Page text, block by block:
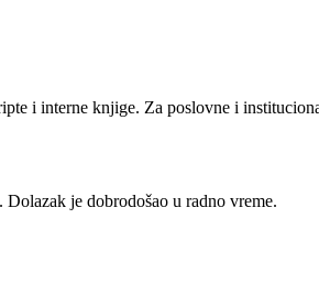
i interne knjige. Za poslovne i
. Dolazak je dobrodošao u radno vreme.